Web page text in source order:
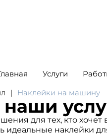
Услуги
Наклейки на машину
наши
для тех, кто
наклейки